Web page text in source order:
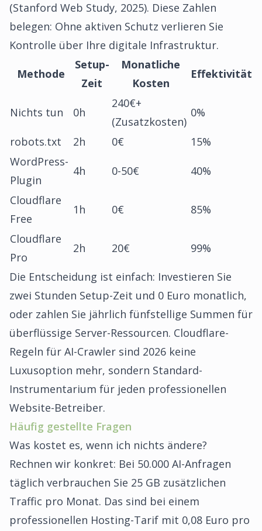
(Stanford Web Study, 2025). Diese Zahlen
belegen: Ohne aktiven Schutz verlieren Sie
Kontrolle über Ihre digitale Infrastruktur.
Methode
Setup-
Zeit
Monatliche
Kosten
Effektivität
Nichts tun 0h
240€+
(Zusatzkosten)
0%
robots.txt 2h 0€
15%
WordPress-
Plugin
4h 0-50€ 40%
Cloudflare
Free
1h 0€ 85%
Cloudflare
Pro
2h 20€ 99%
Die Entscheidung ist einfach: Investieren Sie
zwei Stunden Setup-Zeit und 0 Euro monatlich,
oder zahlen Sie jährlich fünfstellige Summen für
überflüssige Server-Ressourcen. Cloudflare-
Regeln für AI-Crawler sind 2026 keine
Luxusoption mehr, sondern Standard-
Instrumentarium für jeden professionellen
Website-Betreiber.
Häufig gestellte Fragen
Was kostet es, wenn ich nichts ändere?
Rechnen wir konkret: Bei 50.000 AI-Anfragen
täglich verbrauchen Sie 25 GB zusätzlichen
Traffic pro Monat. Das sind bei einem
professionellen Hosting-Tarif mit 0,08 Euro pro